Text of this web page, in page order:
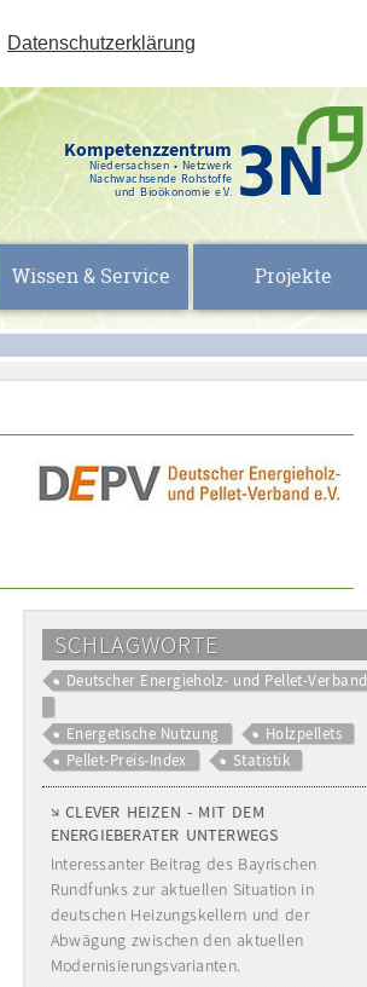
Datenschutzerklärung
Kompetenzzentrum
Niedersachsen • Netzwerk
Nachwachsende Rohstoffe
und Bioökonomie e.V.
Wissen & Service Projekte
SCHLAGWORTE
Deutscher Energieholz- und Pellet-Verband
Energetische Nutzung
Holzpellets
Pellet-Preis-Index
Statistik
CLEVER HEIZEN - MIT DEM
ENERGIEBERATER UNTERWEGS
Interessanter Beitrag des Bayrischen
Rundfunks zur aktuellen Situation in
deutschen Heizungskellern und der
Abwägung zwischen den aktuellen
Modernisierungsvarianten.